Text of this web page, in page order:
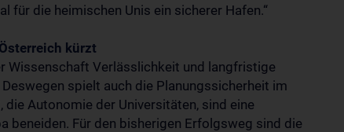
für die heimischen Unis ein sicherer Hafen.“
kürzt
Wissenschaft Verlässlichkeit und langfristige
spielt auch die Planungssicherheit im
die Autonomie der Universitäten, sind eine
beneiden. Für den bisherigen Erfolgsweg sind die